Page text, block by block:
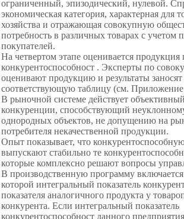
ограниченный, эпизодический, нулевой.
экономическая категория, характерная для
хозяйства и отражающая совокупную
потребность в различных товарах с учетом
покупателей.
На четвертом этапе оценивается продукция
конкурентоспособност . Эксперты по
оценивают продукцию и результаты заносят
соответствующую таблицу (см.
В рыночной системе действует
конкуренции, способствующий
однородных объектов, не допущению на
потребителя некачественной продукции.
Опыт показывает, что
выпускают стабильно те
которые комплексно решают вопросы
В производственную программу
которой интегральный показатель
показателя аналогичного продукта у
конкурента. Если интегральный показатель
конкурентоспособност данного